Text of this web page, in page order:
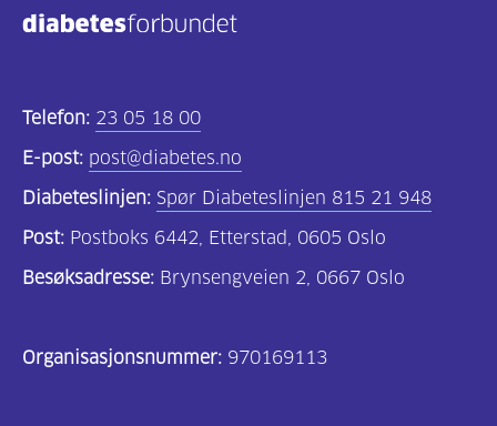
og
Om
(195)
Telefon: 23 05 18 00
E-post: post@diabetes.no
Diabeteslinjen: Spør Diabeteslinjen 815 21 948
Post: Postboks 6442, Etterstad, 0605 Oslo
Besøksadresse: Brynsengveien 2, 0667 Oslo
Organisasjonsnummer: 970169113